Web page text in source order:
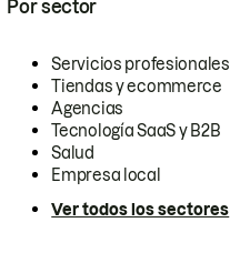
Por sector
Servicios profesionales
Tiendas y ecommerce
Agencias
Tecnología SaaS y B2B
Salud
Empresa local
Ver todos los sectores